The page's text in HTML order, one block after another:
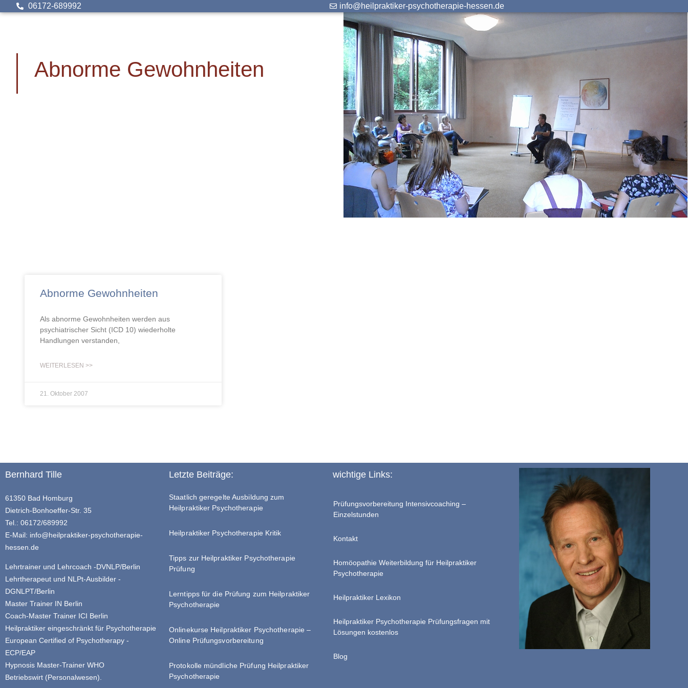
06172-689992 info@heilpraktiker-psychotherapie-hessen.de
Abnorme Gewohnheiten
Abnorme Gewohnheiten
Als abnorme Gewohnheiten werden aus
psychiatrischer Sicht (ICD 10) wiederholte
Handlungen verstanden,
WEITERLESEN >>
21. Oktober 2007
Bernhard Tille
61350 Bad Homburg
Dietrich-Bonhoeffer-Str. 35
Tel.: 06172/689992
E-Mail: info@heilpraktiker-psychotherapie-
hessen.de
Lehrtrainer und Lehrcoach -DVNLP/Berlin
Lehrtherapeut und NLPt-Ausbilder -
DGNLPT/Berlin
Master Trainer IN Berlin
Coach-Master Trainer ICI Berlin
Heilpraktiker eingeschränkt für Psychotherapie
European Certified of Psychotherapy -
ECP/EAP
Hypnosis Master-Trainer WHO
Betriebswirt (Personalwesen).
Letzte Beiträge:
Staatlich geregelte Ausbildung zum
Heilpraktiker Psychotherapie
Heilpraktiker Psychotherapie Kritik
Tipps zur Heilpraktiker Psychotherapie
Prüfung
Lerntipps für die Prüfung zum Heilpraktiker
Psychotherapie
Onlinekurse Heilpraktiker Psychotherapie –
Online Prüfungsvorbereitung
Protokolle mündliche Prüfung Heilpraktiker
Psychotherapie
wichtige Links:
Prüfungsvorbereitung Intensivcoaching –
Einzelstunden
Kontakt
Homöopathie Weiterbildung für Heilpraktiker
Psychotherapie
Heilpraktiker Lexikon
Heilpraktiker Psychotherapie Prüfungsfragen mit
Lösungen kostenlos
Blog